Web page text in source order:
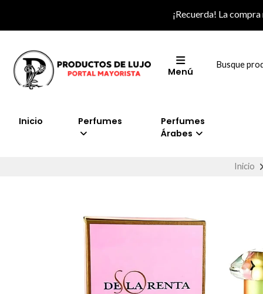
¡Recuerda! La
Menú
Inicio Perfumes
Perfumes
Árabes
Inicio